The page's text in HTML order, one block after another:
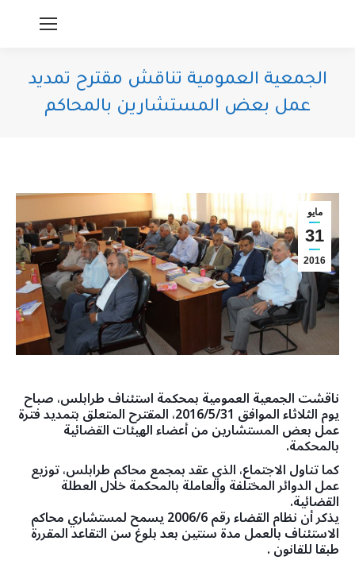
الجمعية العمومية تناقش مقترح تمديد
عمل بعض المستشارين بالمحاكم
مايو
31
2016
ناقشت الجمعية العمومية بمحكمة استئناف طرابلس، صباح
يوم الثلاثاء الموافق 2016/5/31، المقترح المتعلق بتمديد فترة
عمل بعض المستشارين من أعضاء الهيئات القضائية
بالمحكمة.
كما تناول الاجتماع، الذي عقد بمجمع محاكم طرابلس، توزيع
عمل الدوائر المختلفة والعاملة بالمحكمة خلال العطلة
القضائية.
يذكر أن نظام القضاء رقم 2006/6 يسمح لمستشاري محاكم
الاستئناف بالعمل مدة سنتين بعد بلوغ سن التقاعد المقررة
طبقا للقانون .